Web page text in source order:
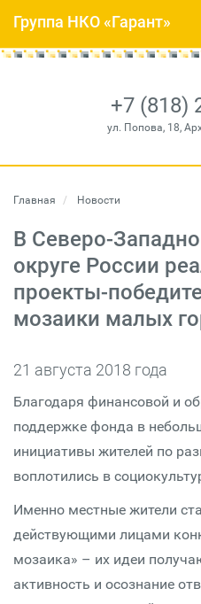
+7 (818)
ул. Попова, 18,
Группа НКО «Гарант»
Главная Новости
В Северо-
округе России
проекты-
мозаики малых
21 августа 2018 года
Благодаря финансовой и
поддержке фонда в
инициативы жителей по
воплотились в
Именно местные жители
действующими лицами
мозаика» – их идеи
активность и осознание